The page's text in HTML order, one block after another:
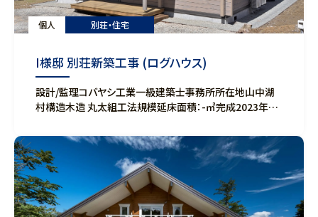
個人 別荘・住宅
I様邸 別荘新築工事 (ログハウス)
設計/監理コバヤシ工業一級建築士事務所所在地山中湖
村構造木造 丸太組工法規模延床面積：-㎡完成2023年3